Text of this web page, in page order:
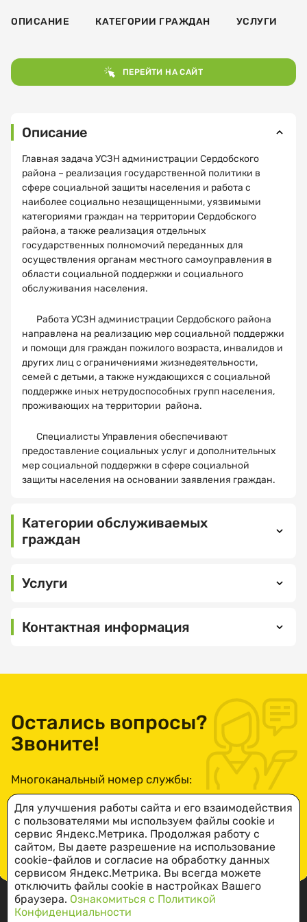
ОПИСАНИЕ КАТЕГОРИИ ГРАЖДАН УСЛУГИ
ПЕРЕЙТИ НА САЙТ
Описание
Главная задача УСЗН администрации Сердобского
района – реализация государственной политики в
сфере социальной защиты населения и работа с
наиболее социально незащищенными, уязвимыми
категориями граждан на территории Сердобского
района, а также реализация отдельных
государственных полномочий переданных для
осуществления органам местного самоуправления в
области социальной поддержки и социального
обслуживания населения.
Работа УСЗН администрации Сердобского района
направлена на реализацию мер социальной поддержки
и помощи для граждан пожилого возраста, инвалидов и
других лиц с ограничениями жизнедеятельности,
семей с детьми, а также нуждающихся с социальной
поддержке иных нетрудоспособных групп населения,
проживающих на территории района.
Специалисты Управления обеспечивают
предоставление социальных услуг и дополнительных
мер социальной поддержки в сфере социальной
защиты населения на основании заявления граждан.
Категории обслуживаемых
граждан
Услуги
денежная
первой
необходимости
экстренной
помощи
Социальная
выплата
инвалидам на
строительство
или
приобретение
жилого
Контактная информация
Сердобск,
ул. Ленина,
д.90.
ПОСМОТРЕТЬ
НА КАРТЕ
Понедельник-
пятница: с
8:00 до 17:00
обеденный
перерыв: с
12:00 до 13:00
Остались вопросы?
Звоните!
Многоканальный номер службы:
8-800-234-49-73
ПОДРОБНЕЕ
Социальная справочная служба:
Как
вас
зовут?
Электронная
почта
Выберите
услугу
Выберите
дату
посещения
Выберите
время
Спасибо!
Для улучшения работы сайта и его взаимодействия
с пользователями мы используем файлы cookie и
сервис Яндекс.Метрика. Продолжая работу с
сайтом, Вы даете разрешение на использование
cookie-файлов и согласие на обработку данных
сервисом Яндекс.Метрика. Вы всегда можете
отключить файлы cookie в настройках Вашего
браузера. Ознакомиться с Политикой
Конфиденциальности